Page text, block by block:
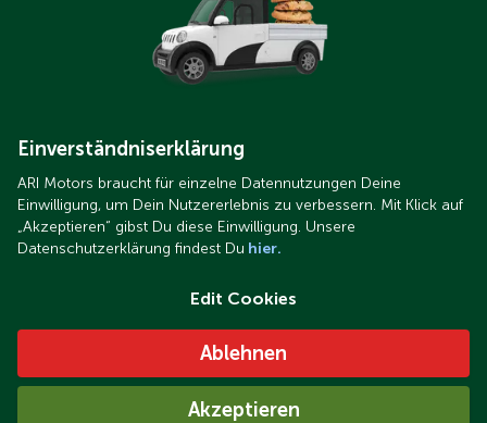
samtgemeinde-fuerstenau.jpeg
ARI 345 Pritsche mit Laubgitter im Bürgerpark-Einsatz in der
Samtgemeinde Fürstenau
ari_345_pritsche_vorne_links.jpg
ARI 345 Lastentrike - Vielseitig einsetzbarer
Elektrotransporter mit Pritsche oder Kofferaufbau
Einverständniserklärung
ARI Motors braucht für einzelne Datennutzungen Deine
Einwilligung, um Dein Nutzererlebnis zu verbessern. Mit Klick auf
„Akzeptieren“ gibst Du diese Einwilligung. Unsere
Datenschutzerklärung findest Du hier.
Edit Cookies
Ablehnen
Akzeptieren